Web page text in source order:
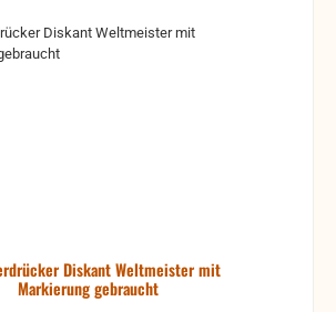
Diskant Weltmeister mit
Markierung gebraucht